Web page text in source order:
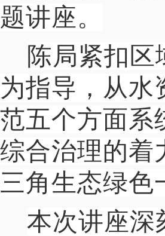
题讲座。
陈局紧扣
为指导，从水
范五个方面系
综合治理的着
三角生态绿色
本次讲座深